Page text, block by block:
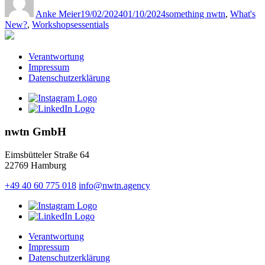
Anke Meier19/02/202401/10/2024something nwtn, What's
New?, WorkshopsSchlagwörter
essentials
Verantwortung
Impressum
Datenschutzerklärung
nwtn GmbH
Eimsbütteler Straße 64
22769 Hamburg
+49 40 60 775 018 info@nwtn.agency
Verantwortung
Impressum
Datenschutzerklärung